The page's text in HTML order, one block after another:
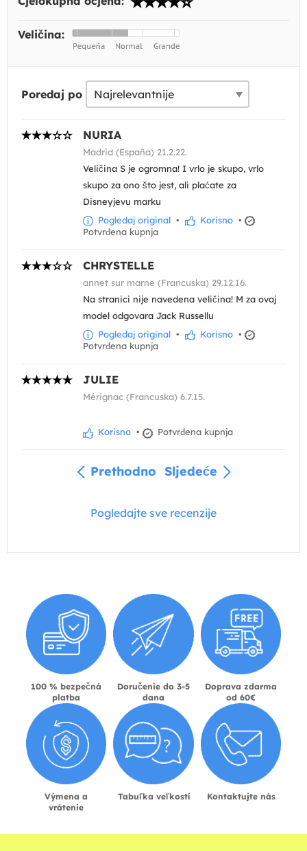
Veličina:
Poredaj po
NURIA
Madrid (España) 21.2.22.
Veličina S je ogromna! I vrlo je skupo, vrlo
skupo za ono što jest, ali plaćate za
Disneyjevu marku
Pogledaj original • Korisno •
Potvrđena kupnja
CHRYSTELLE
annet sur marne (Francuska) 29.12.16.
Na stranici nije navedena veličina! M za ovaj
model odgovara Jack Russellu
Pogledaj original • Korisno •
Potvrđena kupnja
JULIE
Mérignac (Francuska) 6.7.15.
Korisno • Potvrđena kupnja
Prethodno Sljedeće
Pogledajte sve recenzije
100 % bezpečná
platba
Doručenie do 3-5
dana
Doprava zdarma
od 60€
Výmena a
vrátenie
Tabuľka veľkostí Kontaktujte nás